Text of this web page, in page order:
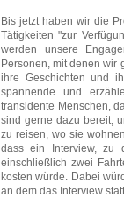
Bis jetzt haben wir die
Tätigkeiten "zur
werden unsere
Personen, mit denen wir
ihre Geschichten und
spannende und
transidente Menschen,
sind gerne dazu bereit,
zu reisen, wo sie
dass ein Interview, zu
einschließlich zwei
kosten würde. Dabei
an dem das Interview